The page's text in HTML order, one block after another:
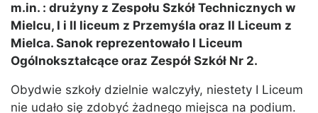
m.in. : drużyny z Zespołu Szkół Technicznych w
Mielcu, I i II liceum z Przemyśla oraz II Liceum z
Mielca. Sanok reprezentowało I Liceum
Ogólnokształcące oraz Zespół Szkół Nr 2.
Obydwie szkoły dzielnie walczyły, niestety I Liceum
nie udało się zdobyć żadnego miejsca na podium.